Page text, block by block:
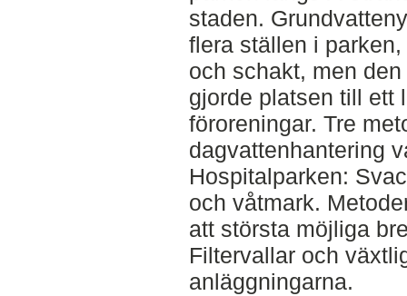
staden.
flera ställen i
och schakt, men
gjorde platsen till ett
föroreningar. Tre
dagvattenhantering
Hospitalparken:
och våtmark.
att största möjliga
Filtervallar och
anläggningarna.